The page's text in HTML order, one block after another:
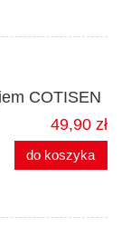
COTISEN
49,90 zł
do koszyka